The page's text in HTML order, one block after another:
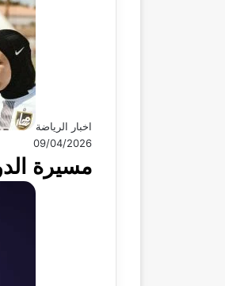
اخبار الرياضة
09/04/2026
مسيرة